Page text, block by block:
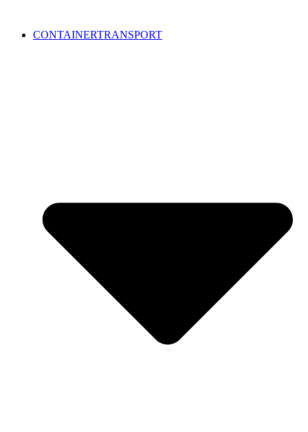
CONTAINERTRANSPORT